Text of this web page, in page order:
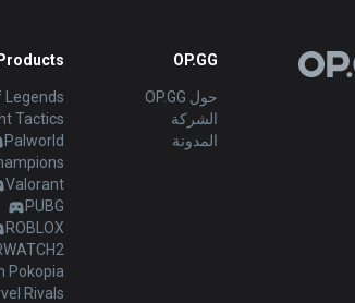
OP.GG
حول OP.GG
الشركة
المدونة
Legends
Tactics
Palworld
Valorant
PUBG
ROBLOX
Pokopia
Rivals